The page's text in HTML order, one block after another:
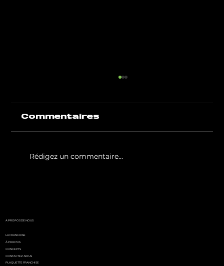
Commentaires
Rédigez un commentaire...
À PROPOS DE NOUS
LA FRANCHISE
À PROPOS
CONCEPTS
CONTACTEZ-NOUS
PLAQUETTE FRANCHISE